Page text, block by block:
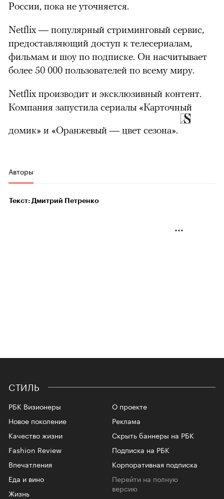
России, пока не уточняется.
Netflix — популярный стриминговый сервис,
предоставляющий доступ к телесериалам,
фильмам и шоу по подписке. Он насчитывает
более 50 000 пользователей по всему миру.
Netflix производит и эксклюзивный контент.
Компания запустила сериалы «Карточный
домик» и «Оранжевый — цвет сезона».
Авторы
Текст: Дмитрий Петренко
СТИЛЬ
РБК Визионеры
Новое поколение
Качество жизни
Fashion Review
Впечатления
Еда и вино
Жизнь
О проекте
Реклама
Скрыть баннеры на РБК
Подписка на РБК
Корпоративная подписка
Перейти на полную
версию